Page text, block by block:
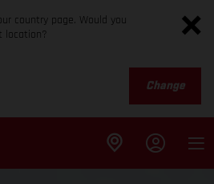
country page. Would you
location?
Change